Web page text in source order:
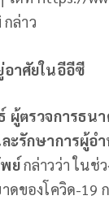
ล่าว
อาศัยในอีอีซี
ผู้ตรวจการธนา
ะรักษาการผู้อ
ย์กล่าวว่า ในช่
ดของโควิด-19